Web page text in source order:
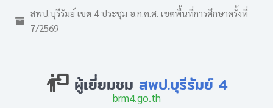
สพป.บุรีรัมย์ เขต 4 ประชุม อ.ก.ค.ศ. เขตพื้นที่การศึกษาครั้งที่
7/2569
ผู้เยี่ยมชม สพป.บุรีรัมย์ 4
brm4.go.th